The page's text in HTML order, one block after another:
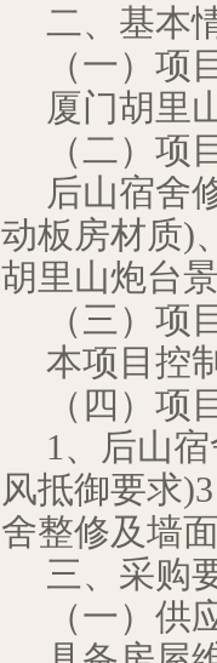
二、基本
（一）项
厦门胡里
（二）项
后山宿舍
动板房材质)
胡里山炮台
（三）项
本项目控
（四）项
1、后山
风抵御要求)3
舍整修及墙
三、采购
（一）供